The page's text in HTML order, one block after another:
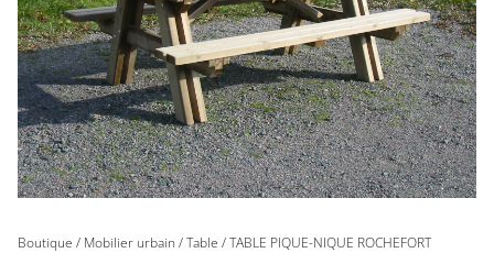
Boutique / Mobilier urbain /Table / TABLE PIQUE-NIQUE ROCHEFORT